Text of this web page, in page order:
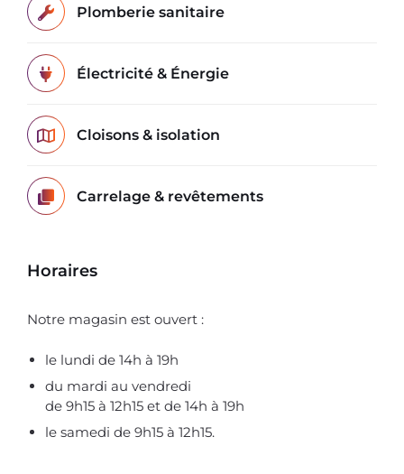
Plomberie sanitaire
Électricité & Énergie
Cloisons & isolation
Carrelage & revêtements
Horaires
Notre magasin est ouvert :
le lundi de 14h à 19h
du mardi au vendredi
de 9h15 à 12h15 et de 14h à 19h
le samedi de 9h15 à 12h15.